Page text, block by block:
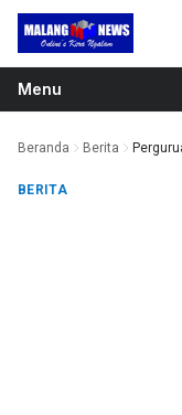
Langsung ke konten
Menu
Beranda Berita
BERITA